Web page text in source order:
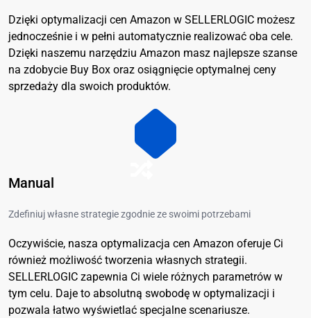
Dzięki optymalizacji cen Amazon w SELLERLOGIC możesz
jednocześnie i w pełni automatycznie realizować oba cele.
Dzięki naszemu narzędziu Amazon masz najlepsze szanse
na zdobycie Buy Box oraz osiągnięcie optymalnej ceny
sprzedaży dla swoich produktów.
Manual
Zdefiniuj własne strategie zgodnie ze swoimi potrzebami
Oczywiście, nasza optymalizacja cen Amazon oferuje Ci
również możliwość tworzenia własnych strategii.
SELLERLOGIC zapewnia Ci wiele różnych parametrów w
tym celu. Daje to absolutną swobodę w optymalizacji i
pozwala łatwo wyświetlać specjalne scenariusze.